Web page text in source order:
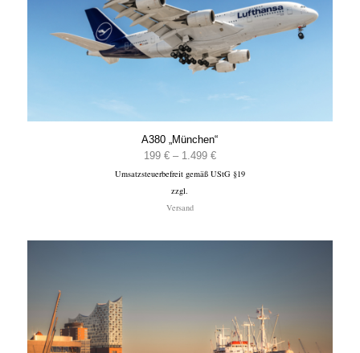
A380 „München“
199 € – 1.499 €Preisspanne:
199 €
Umsatzsteuerbefreit gemäß UStG §19
zzgl.
Versand